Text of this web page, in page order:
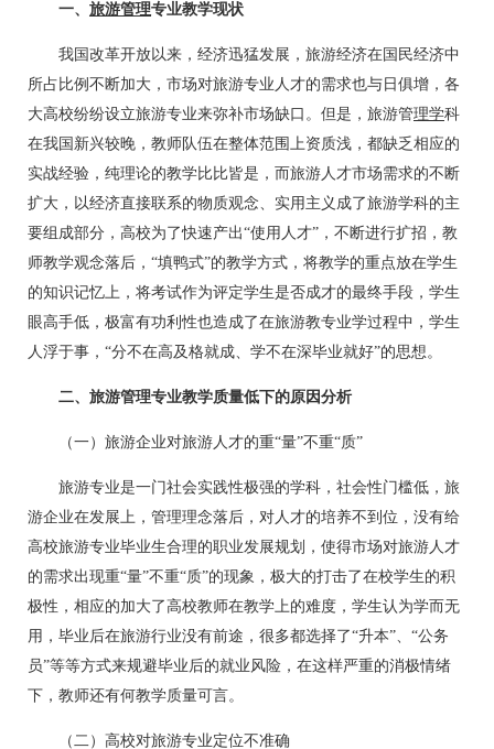
一、 旅游管理专业教学现状
我国改革开放以来，经济迅猛发展，旅游经济在国民经济中
所占比例不断加大，市场对旅游专业人才的需求也与日俱增，各
大高校纷纷设立旅游专业来弥补市场缺口。但是，旅游管理学科
在我国新兴较晚，教师队伍在整体范围上资质浅，都缺乏相应的
实战经验，纯理论的教学比比皆是，而旅游人才市场需求的不断
扩大，以经济直接联系的物质观念、实用主义成了旅游学科的主
要组成部分，高校为了快速产出“使用人才”，不断进行扩招，教
师教学观念落后，“填鸭式”的教学方式，将教学的重点放在学生
的知识记忆上，将考试作为评定学生是否成才的最终手段，学生
眼高手低，极富有功利性也造成了在旅游教专业学过程中，学生
人浮于事，“分不在高及格就成、学不在深毕业就好”的思想。
二、旅游管理专业教学质量低下的原因分析
（一）旅游企业对旅游人才的重“量”不重“质”
旅游专业是一门社会实践性极强的学科，社会性门槛低，旅
游企业在发展上，管理理念落后，对人才的培养不到位，没有给
高校旅游专业毕业生合理的职业发展规划，使得市场对旅游人才
的需求出现重“量”不重“质”的现象，极大的打击了在校学生的积
极性，相应的加大了高校教师在教学上的难度，学生认为学而无
用，毕业后在旅游行业没有前途，很多都选择了“升本”、“公务
员”等等方式来规避毕业后的就业风险，在这样严重的消极情绪
下，教师还有何教学质量可言。
（二）高校对旅游专业定位不准确